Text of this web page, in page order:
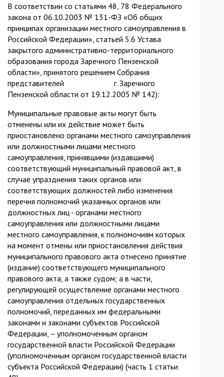
В соответствии со статьями 48, 78 Федерального
закона от 06.10.2003 № 131-ФЗ «Об общих
принципах организации местного самоуправления в
Российской Федерации», статьей 5.6 Устава
закрытого административно-территориального
образования города Заречного Пензенской
области», принятого решением Собрания
представителей г. Заречного
Пензенской области от 19.12.2005 № 142):
Муниципальные правовые акты могут быть
отменены или их действие может быть
приостановлено органами местного самоуправления
или должностными лицами местного
самоуправления, принявшими (издавшими)
соответствующий муниципальный правовой акт, в
случае упразднения таких органов или
соответствующих должностей либо изменения
перечня полномочий указанных органов или
должностных лиц - органами местного
самоуправления или должностными лицами
местного самоуправления, к полномочиям которых
на момент отмены или приостановления действия
муниципального правового акта отнесено принятие
(издание) соответствующего муниципального
правового акта, а также судом; а в части,
регулирующей осуществление органами местного
самоуправления отдельных государственных
полномочий, переданных им федеральными
законами и законами субъектов Российской
Федерации, – уполномоченным органом
государственной власти Российской Федерации
(уполномоченным органом государственной власти
субъекта Российской Федерации) (часть 1 статьи